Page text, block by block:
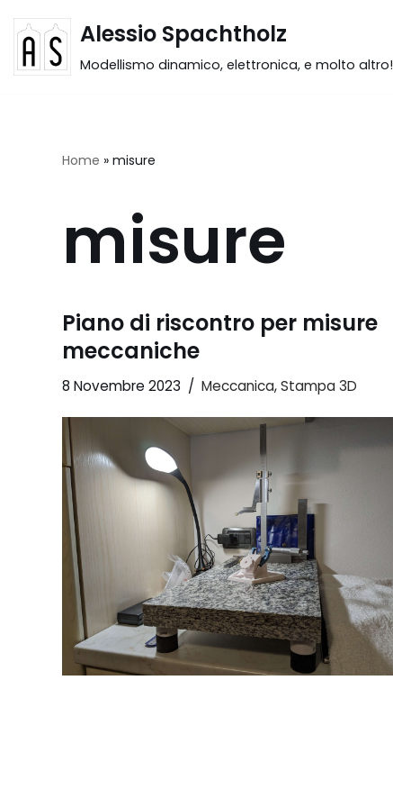
Vai
al
Alessio Spachtholz
Modellismo dinamico, elettronica, e molto altro!
Home » misure
misure
Piano di riscontro per misure
meccaniche
8 Novembre 2023 Meccanica,Stampa 3D